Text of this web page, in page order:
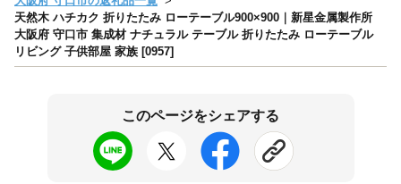
天然木 ハチカク 折りたたみ ローテーブル900×900｜新星金属製作所
大阪府 守口市 集成材 ナチュラル テーブル 折りたたみ ローテーブル
リビング 子供部屋 家族 [0957]
このページをシェアする